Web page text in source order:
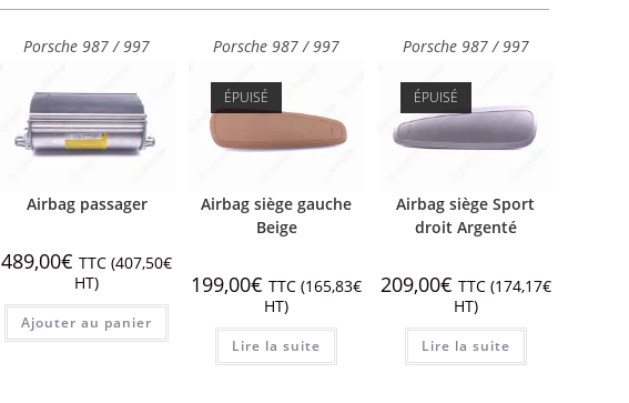
Porsche 987 / 997
Airbag passager
489,00€ TTC (407,50€
HT)
Ajouter au panier
Porsche 987 / 997
ÉPUISÉ
Airbag siège gauche
Beige
199,00€ TTC (165,83€
HT)
Lire la suite
Porsche 987 / 997
ÉPUISÉ
Airbag siège Sport
droit Argenté
209,00€ TTC (174,17€
HT)
Lire la suite